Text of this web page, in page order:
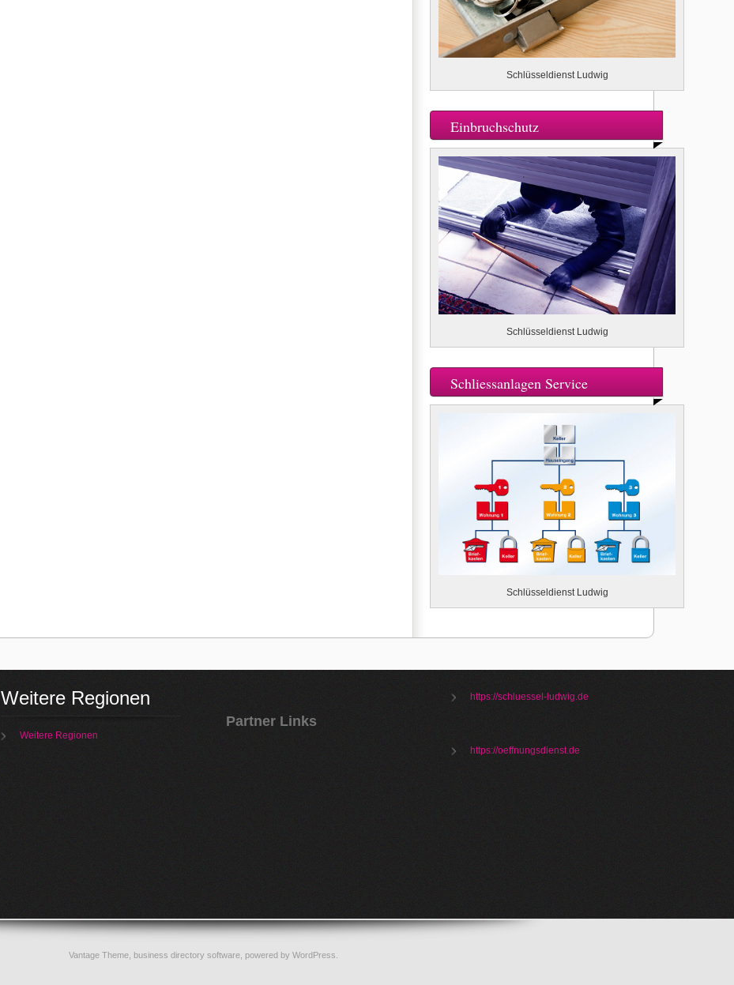
Schlüsseldienst Ludwig
Einbruchschutz
Schlüsseldienst Ludwig
Schliessanlagen Service
Schlüsseldienst Ludwig
Weitere Regionen
Weitere Regionen
Partner Links
https://schluessel-ludwig.de
https://oeffnungsdienst.de
Vantage Theme, business directory software, powered by WordPress